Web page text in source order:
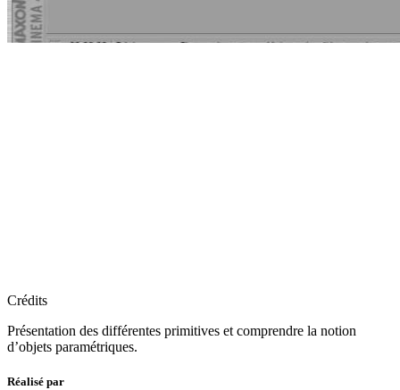
Crédits
Présentation des différentes primitives et comprendre la notion
d’objets paramétriques.
Réalisé par